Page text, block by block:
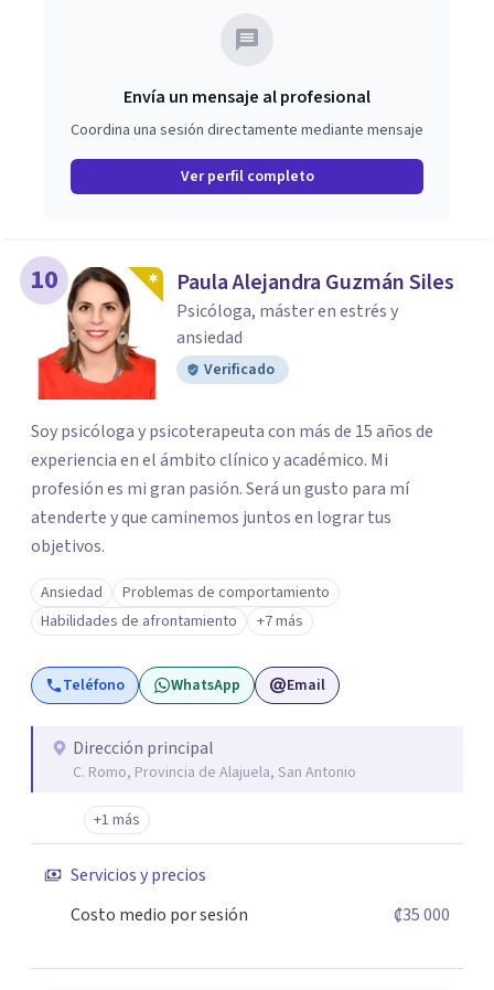
Envía un mensaje al profesional
Coordina una sesión directamente mediante mensaje
Ver perfil completo
10 Paula Alejandra Guzmán Siles
Psicóloga, máster en estrés y
ansiedad
Verificado
Soy psicóloga y psicoterapeuta con más de 15 años de
experiencia en el ámbito clínico y académico. Mi
profesión es mi gran pasión. Será un gusto para mí
atenderte y que caminemos juntos en lograr tus
objetivos.
Ansiedad
Problemas de comportamiento
Habilidades de afrontamiento
+7 más
Teléfono WhatsApp Email
Dirección principal
C. Romo, Provincia de Alajuela, San Antonio
+1 más
Servicios y precios
Costo medio por sesión
₡35 000